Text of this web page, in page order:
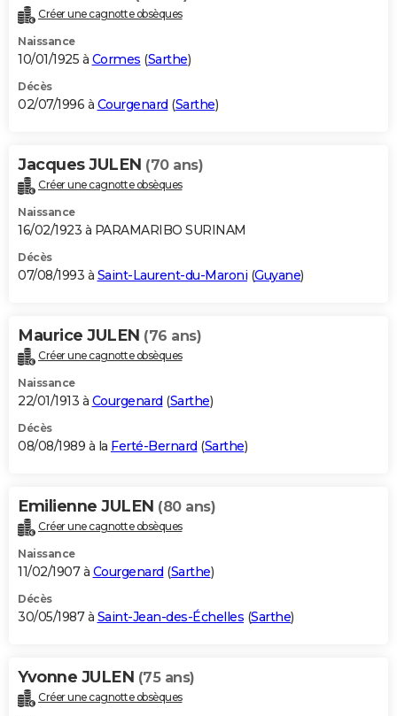
Créer une cagnotte obsèques
Naissance
10/01/1925 à Cormes (Sarthe)
Décès
02/07/1996 à Courgenard (Sarthe)
Jacques JULEN (70 ans)
Créer une cagnotte obsèques
Naissance
16/02/1923 à PARAMARIBO SURINAM
Décès
07/08/1993 à Saint-Laurent-du-Maroni (Guyane)
Maurice JULEN (76 ans)
Créer une cagnotte obsèques
Naissance
22/01/1913 à Courgenard (Sarthe)
Décès
08/08/1989 à la Ferté-Bernard (Sarthe)
Emilienne JULEN (80 ans)
Créer une cagnotte obsèques
Naissance
11/02/1907 à Courgenard (Sarthe)
Décès
30/05/1987 à Saint-Jean-des-Échelles (Sarthe)
Yvonne JULEN (75 ans)
Créer une cagnotte obsèques